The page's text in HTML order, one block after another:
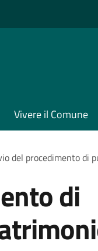
Vivere il Comune
del procedimento di
di